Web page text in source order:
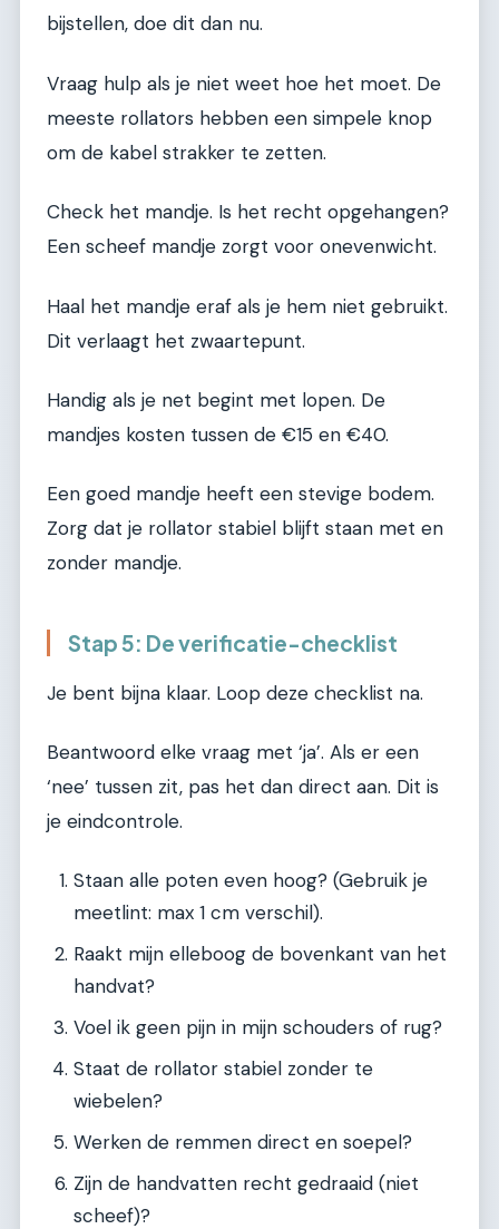
bijstellen, doe dit dan nu.
Vraag hulp als je niet weet hoe het moet. De
meeste rollators hebben een simpele knop
om de kabel strakker te zetten.
Check het mandje. Is het recht opgehangen?
Een scheef mandje zorgt voor onevenwicht.
Haal het mandje eraf als je hem niet gebruikt.
Dit verlaagt het zwaartepunt.
Handig als je net begint met lopen. De
mandjes kosten tussen de €15 en €40.
Een goed mandje heeft een stevige bodem.
Zorg dat je rollator stabiel blijft staan met en
zonder mandje.
Stap 5: De verificatie-checklist
Je bent bijna klaar. Loop deze checklist na.
Beantwoord elke vraag met ‘ja’. Als er een
‘nee’ tussen zit, pas het dan direct aan. Dit is
je eindcontrole.
Staan alle poten even hoog? (Gebruik je
meetlint: max 1 cm verschil).
Raakt mijn elleboog de bovenkant van het
handvat?
Voel ik geen pijn in mijn schouders of rug?
Staat de rollator stabiel zonder te
wiebelen?
Werken de remmen direct en soepel?
Zijn de handvatten recht gedraaid (niet
scheef)?